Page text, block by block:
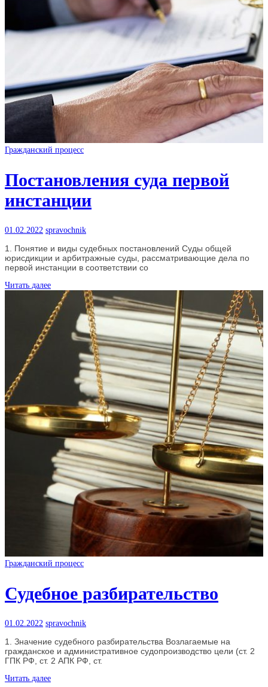
Гражданский процесс
Постановления суда первой
инстанции
01.02.2022 spravochnik
1. Понятие и виды судебных постановлений Суды общей
юрисдикции и арбитражные суды, рассматривающие дела по
первой инстанции в соответствии со
Читать далее
Гражданский процесс
Судебное разбирательство
01.02.2022 spravochnik
1. Значение судебного разбирательства Возлагаемые на
гражданское и административное судопроизводство цели (ст. 2
ГПК РФ, ст. 2 АПК РФ, ст.
Читать далее